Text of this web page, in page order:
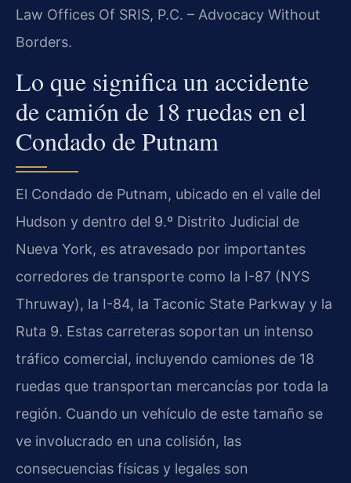
Law Offices Of SRIS, P.C. – Advocacy Without
Borders.
Lo que significa un accidente
de camión de 18 ruedas en el
Condado de Putnam
El Condado de Putnam, ubicado en el valle del
Hudson y dentro del 9.º Distrito Judicial de
Nueva York, es atravesado por importantes
corredores de transporte como la I-87 (NYS
Thruway), la I-84, la Taconic State Parkway y la
Ruta 9. Estas carreteras soportan un intenso
tráfico comercial, incluyendo camiones de 18
ruedas que transportan mercancías por toda la
región. Cuando un vehículo de este tamaño se
ve involucrado en una colisión, las
consecuencias físicas y legales son